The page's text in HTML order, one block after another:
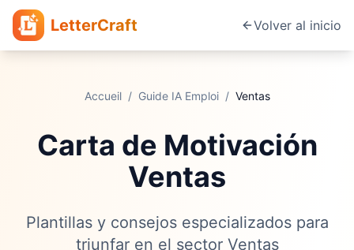
LetterCraft Volver al inicio
Accueil / Guide IA Emploi / Ventas
Carta de Motivación
Ventas
Plantillas y consejos especializados para
triunfar en el sector Ventas